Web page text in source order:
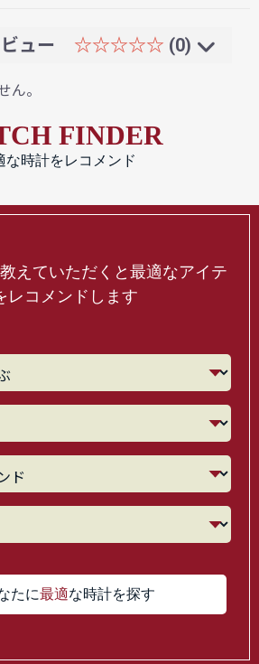
ュー ☆☆☆☆☆ (0)
ん。
FINDER
な時計をレコメンド
えていただくと最適なアイテ
レコメンドします
たに最適な時計を探す